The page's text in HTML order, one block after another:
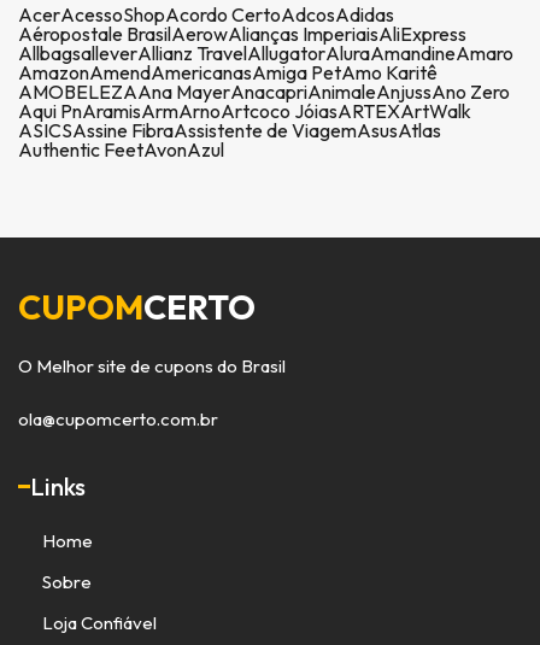
AcerAcessoShopAcordo CertoAdcosAdidas
Aéropostale BrasilAerowAlianças ImperiaisAliExpress
AllbagsalleverAllianz TravelAllugatorAluraAmandineAmaro
AmazonAmendAmericanasAmiga PetAmo Karitê
AMOBELEZAAna MayerAnacapriAnimaleAnjussAno Zero
Aqui PnAramisArmArnoArtcoco JóiasARTEXArtWalk
ASICSAssine FibraAssistente de ViagemAsusAtlas
Authentic FeetAvonAzul
CUPOMCERTO
O Melhor site de cupons do Brasil
ola@cupomcerto.com.br
Links
Home
Sobre
Loja Confiável